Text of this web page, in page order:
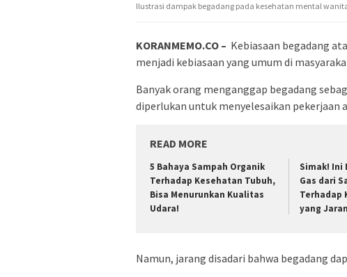
Ilustrasi dampak begadang pada kesehatan mental
KORANMEMO.CO – Kebiasaan begadang
menjadi kebiasaan yang umum di
Banyak orang menganggap begadang
diperlukan untuk menyelesaikan pekerjaan
READ MORE
5 Bahaya Sampah Organik
Terhadap Kesehatan Tubuh,
Bisa Menurunkan Kualitas
Udara!
Simak! Ini
Gas dari
Terhadap
yang
Namun, jarang disadari bahwa begadang